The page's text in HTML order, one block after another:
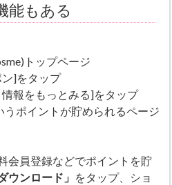
能もある
トップページ
]をタップ
報をもっとみる]をタップ
うポイントが貯められるページ
会員登録などでポイントを貯
ウンロード」 をタップ、ショ